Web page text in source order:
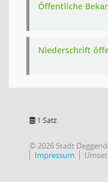
Öffentliche
Niederschrift
1 Satz
© 2026 Stadt
Impressum